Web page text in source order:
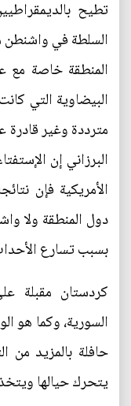
تطيح
السلطة في واشنطن
المنطقة خاصة مع
البيضاوية التي
مترددة وغير
البرزاني إن
الأمريكية فإن
دول المنطقة ولا
بسبب تسارع
كردستان مقبلة
السورية، وكما هو
حافلة بالمزيد من
يتحرك حيالها